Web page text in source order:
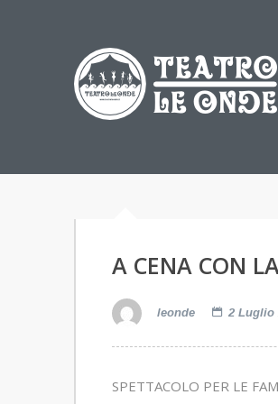
A CENA CON
leonde 2 Luglio
SPETTACOLO PER LE